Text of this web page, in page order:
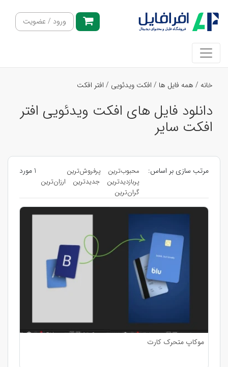
ورود / عضویت
خانه / همه فایل ها / افکت ویدئویی / افتر افکت
دانلود فایل های افکت ویدئویی افتر
افکت سایر
مرتب سازی بر اساس: محبوب‌ترین
پرفروش‌ترین
پربازدیدترین
جدیدترین
ارزان‌ترین
گران‌ترین
1 مورد
موکاپ متحرک کارت